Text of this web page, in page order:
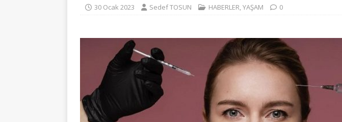
30 Ocak 2023 Sedef TOSUN HABERLER,YAŞAM 0